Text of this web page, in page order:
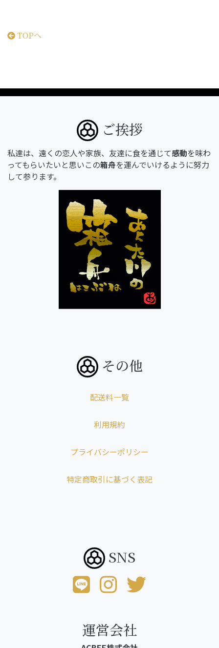
TOPへ
ご挨拶
私達は、遠くの恋人や家族、友達に食を通じて感動を味わ
ってもらいたいと思いこの箱舟を運んでいけるように努力
して参ります。
その他
配送料一覧
利用規約
プライバシーポリシー
特定商取引に基づく表記
SNS
運営会社